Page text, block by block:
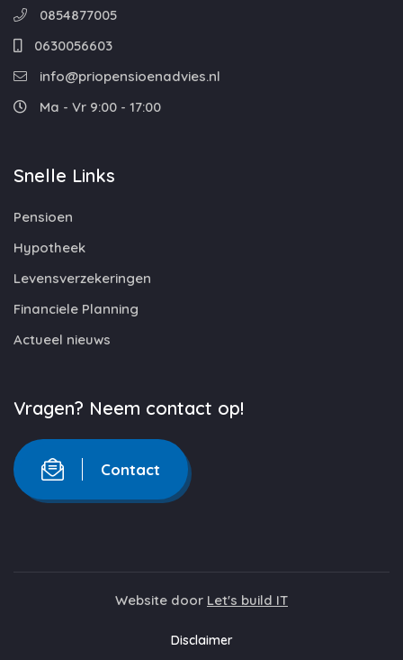
0854877005
0630056603
info@priopensioenadvies.nl
Ma - Vr 9:00 - 17:00
Snelle Links
Pensioen
Hypotheek
Levensverzekeringen
Financiele Planning
Actueel nieuws
Vragen? Neem contact op!
Contact
Website door Let's build IT
Disclaimer